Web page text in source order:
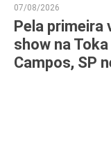
07/08/2026
Pela primeira
show na
Campos, SP